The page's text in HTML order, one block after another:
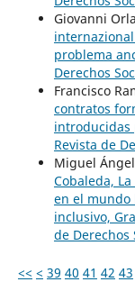
Giovanni
problema
Derechos
Francisco
contratos
introducidas
Revista de
Miguel
Cobaleda,
en el mundo
inclusivo,
de Derechos
<< < 39 40 41 42 43